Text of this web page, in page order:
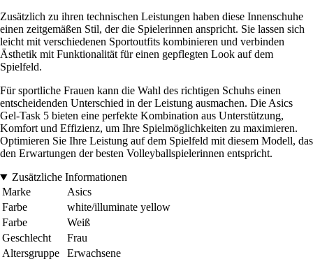
Zusätzlich zu ihren technischen Leistungen haben diese Innenschuhe
einen zeitgemäßen Stil, der die Spielerinnen anspricht. Sie lassen sich
leicht mit verschiedenen Sportoutfits kombinieren und verbinden
Ästhetik mit Funktionalität für einen gepflegten Look auf dem
Spielfeld.
Für sportliche Frauen kann die Wahl des richtigen Schuhs einen
entscheidenden Unterschied in der Leistung ausmachen. Die Asics
Gel-Task 5 bieten eine perfekte Kombination aus Unterstützung,
Komfort und Effizienz, um Ihre Spielmöglichkeiten zu maximieren.
Optimieren Sie Ihre Leistung auf dem Spielfeld mit diesem Modell, das
den Erwartungen der besten Volleyballspielerinnen entspricht.
Zusätzliche Informationen
Marke
Asics
Farbe
white/illuminate yellow
Farbe
Weiß
Geschlecht
Frau
Altersgruppe
Erwachsene